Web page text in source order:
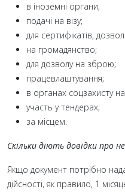
в іноземні органи;
подачі на візу;
для сертифікатів,
на громадянство;
для дозволу на зброю;
працевлаштування;
в органах соцзахисту
участь у тендерах;
за місцем.
Скільки діють довідки про
Якщо документ потрібно
дійсності, як правило, 1